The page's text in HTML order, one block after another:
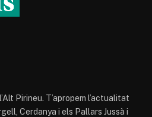
Pirineu. T’apropem l’actualitat
Cerdanya i els Pallars Jussà i